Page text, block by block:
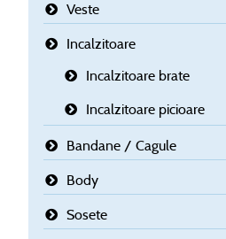
Veste
Incalzitoare
Incalzitoare brate
Incalzitoare picioare
Bandane / Cagule
Body
Sosete